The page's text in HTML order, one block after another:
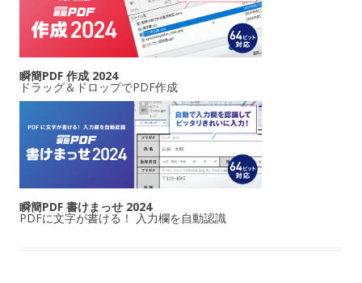
瞬簡PDF 作成 2024
ドラッグ＆ドロップでPDF作成
瞬簡PDF 書けまっせ 2024
PDFに文字が書ける！ 入力欄を自動認識